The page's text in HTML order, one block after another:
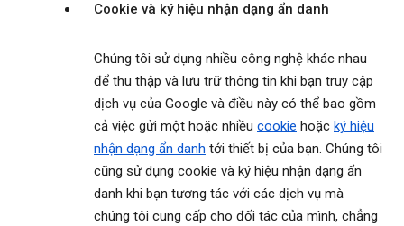
Cookie và ký hiệu nhận dạng ẩn danh
Chúng tôi sử dụng nhiều công nghệ khác nhau
để thu thập và lưu trữ thông tin khi bạn truy cập
dịch vụ của Google và điều này có thể bao gồm
cả việc gửi một hoặc nhiều cookie hoặc ký hiệu
nhận dạng ẩn danh tới thiết bị của bạn. Chúng tôi
cũng sử dụng cookie và ký hiệu nhận dạng ẩn
danh khi bạn tương tác với các dịch vụ mà
chúng tôi cung cấp cho đối tác của mình, chẳng